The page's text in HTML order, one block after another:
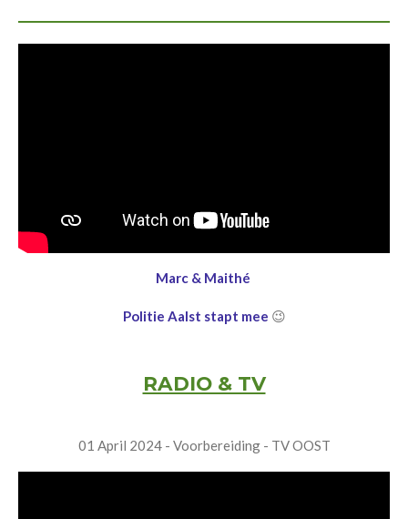
Marc & Maithé
Politie Aalst stapt mee 😉
RADIO & TV
01 April 2024 - Voorbereiding - TV OOST